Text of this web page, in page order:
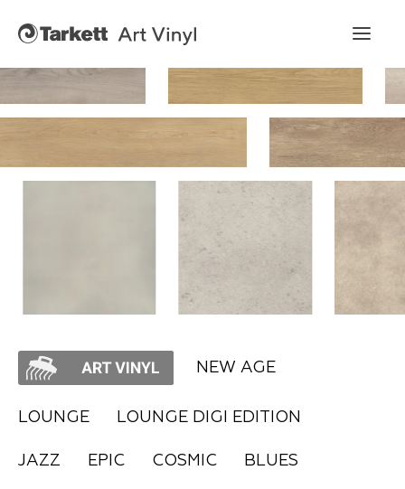
NEW AGE
LOUNGE LOUNGE DIGI EDITION
JAZZ EPIC COSMIC BLUES
Art Vinyl
Коллекции
Укладка
Конструктор интерьера
Art Vinyl в интерьере
Где купить